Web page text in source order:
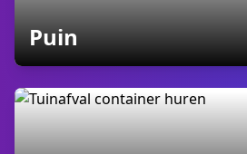
Puincontainers